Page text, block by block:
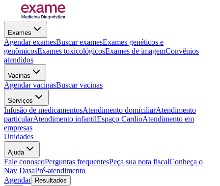
Exames
Agendar examesBuscar examesExames genéticos e
genômicosExames toxicológicosExames de imagemConvênios
atendidos
Vacinas
Agendar vacinasBuscar vacinas
Serviços
Infusão de medicamentosAtendimento domiciliarAtendimento
particularAtendimento infantilEspaço CardioAtendimento em
empresas
Unidades
Ajuda
Fale conoscoPerguntas frequentesPeça sua nota fiscalConheça o
Nav DasaPré-atendimento
Agendar
Resultados